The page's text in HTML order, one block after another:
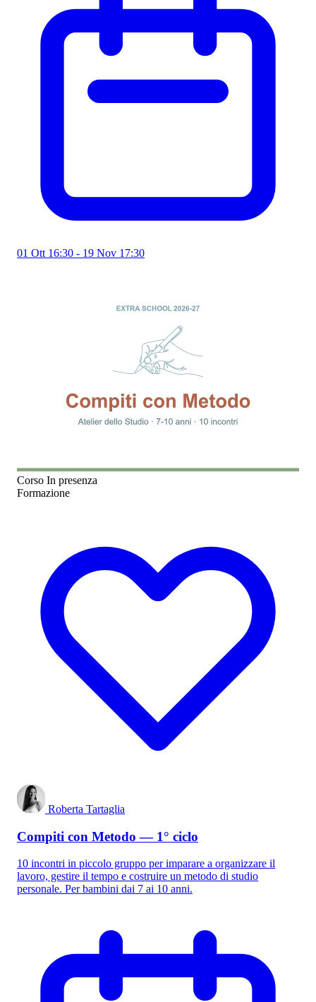
01 Ott 16:30 - 19 Nov 17:30
Corso In presenza
Formazione
Roberta Tartaglia
Compiti con Metodo — 1° ciclo
10 incontri in piccolo gruppo per imparare a organizzare il
lavoro, gestire il tempo e costruire un metodo di studio
personale. Per bambini dai 7 ai 10 anni.